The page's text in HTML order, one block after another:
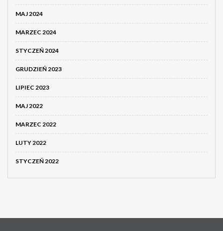
MAJ 2024
MARZEC 2024
STYCZEŃ 2024
GRUDZIEŃ 2023
LIPIEC 2023
MAJ 2022
MARZEC 2022
LUTY 2022
STYCZEŃ 2022